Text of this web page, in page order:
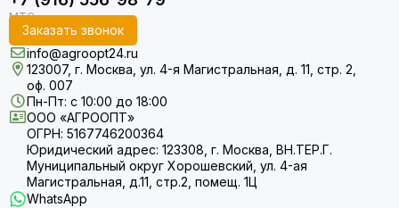
Заказать звонок
info@agroopt24.ru
123007, г. Москва, ул. 4-я Магистральная, д. 11, стр. 2,
оф. 007
Пн-Пт: с 10:00 до 18:00
ООО «АГРООПТ»
ОГРН: 5167746200364
Юридический адрес: 123308, г. Москва, ВН.ТЕР.Г.
Муниципальный округ Хорошевский, ул. 4-ая
Магистральная, д.11, стр.2, помещ. 1Ц
WhatsApp